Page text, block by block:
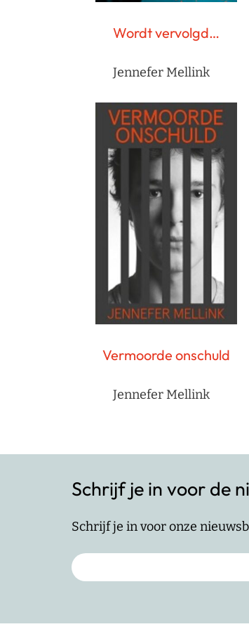
Wordt vervolgd…
Jennefer Mellink
Vermoorde onschuld
Jennefer Mellink
Schrijf je in voor de
Schrijf je in voor onze